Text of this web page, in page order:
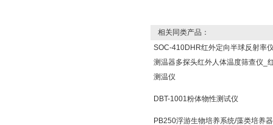
相关同类产品：
SOC-410DHR红外定向半球反射率
测温器多探头红外人体温度筛查仪_
测温仪
DBT-1001粉体物性测试仪
PB250浮游生物培养系统/藻类培养